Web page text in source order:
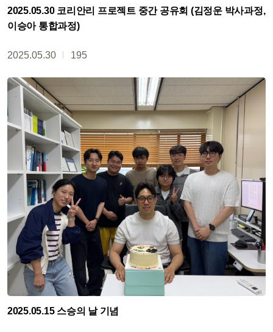
2025.05.30 코리안리 프로젝트 중간 공유회 (김정운 박사과정,
이승아 통합과정)
2025.05.30 195
2025.05.15 스승의 날 기념